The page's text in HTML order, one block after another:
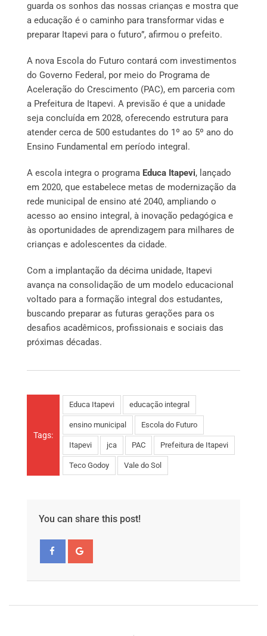
guarda os sonhos das nossas crianças e mostra que
a educação é o caminho para transformar vidas e
preparar Itapevi para o futuro”, afirmou o prefeito.
A nova Escola do Futuro contará com investimentos
do Governo Federal, por meio do Programa de
Aceleração do Crescimento (PAC), em parceria com
a Prefeitura de Itapevi. A previsão é que a unidade
seja concluída em 2028, oferecendo estrutura para
atender cerca de 500 estudantes do 1º ao 5º ano do
Ensino Fundamental em período integral.
A escola integra o programa Educa Itapevi, lançado
em 2020, que estabelece metas de modernização da
rede municipal de ensino até 2040, ampliando o
acesso ao ensino integral, à inovação pedagógica e
às oportunidades de aprendizagem para milhares de
crianças e adolescentes da cidade.
Com a implantação da décima unidade, Itapevi
avança na consolidação de um modelo educacional
voltado para a formação integral dos estudantes,
buscando preparar as futuras gerações para os
desafios acadêmicos, profissionais e sociais das
próximas décadas.
Tags:
Educa Itapevi educação integral
ensino municipal Escola do Futuro
Itapevi jca PAC Prefeitura de Itapevi
Teco Godoy Vale do Sol
You can share this post!